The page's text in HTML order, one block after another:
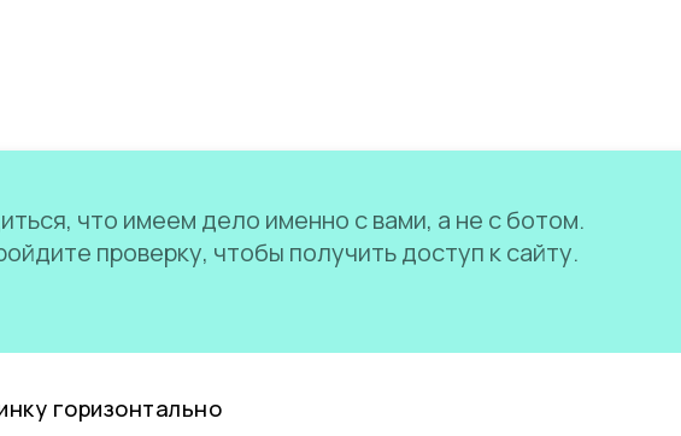
что имеем дело именно с вами, а не с ботом.
проверку, чтобы получить доступ к сайту.
горизонтально